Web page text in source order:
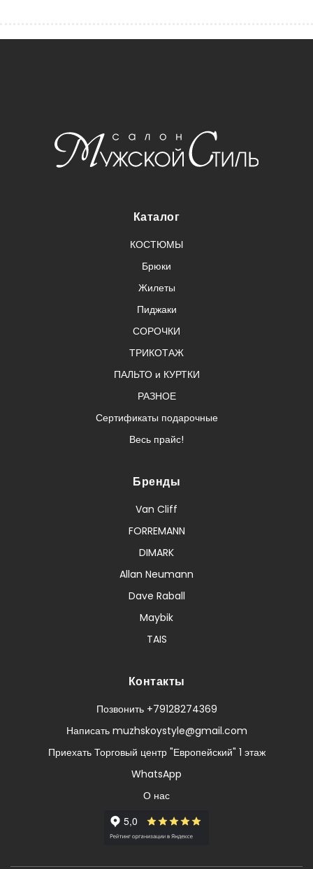
Каталог
КОСТЮМЫ
Брюки
Жилеты
Пиджаки
СОРОЧКИ
ТРИКОТАЖ
ПАЛЬТО и КУРТКИ
РАЗНОЕ
Сертификаты подарочные
Весь прайс!
Бренды
Van Cliff
FORREMANN
DIMARK
Allan Neumann
Dave Raball
Maybik
TAIS
Контакты
Позвонить +79128274369
Написать muzhskoystyle@gmail.com
Приехать Торговый центр "Европейский" 1 этаж
WhatsApp
О нас